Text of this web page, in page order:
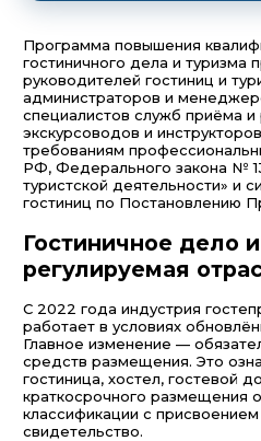
Программа повышения
гостиничного дела и туризма
руководителей гостиниц и
администраторов и
специалистов служб приёма
экскурсоводов и
требованиям
РФ, Федерального закона №
туристской деятельности» и
гостиниц по Постановлению
Гостиничное дело
регулируемая
С 2022 года индустрия
работает в условиях
Главное изменение —
средств размещения. Это
гостиница, хостел, гостевой
краткосрочного размещения
классификации с присвоением
свидетельство.